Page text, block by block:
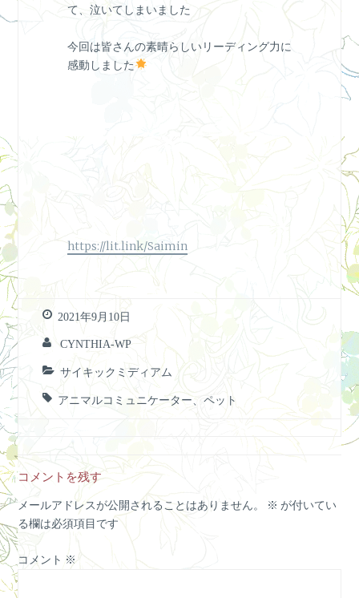
て、泣いてしまいました
今回は皆さんの素晴らしいリーディング力に
感動しました
https://lit.link/Saimin
2021年9月10日
CYNTHIA-WP
サイキックミディアム
アニマルコミュニケーター、ペット
コメントを残す
メールアドレスが公開されることはありません。 ※ が付いてい
る欄は必須項目です
コメント ※